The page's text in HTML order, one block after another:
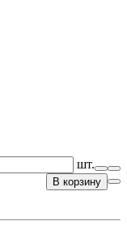
шт.
В корзину